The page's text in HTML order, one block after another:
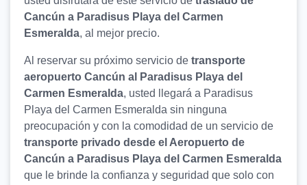
Cancún a Paradisus Playa del Carmen
Esmeralda, al mejor precio.
Al reservar su próximo servicio de transporte
aeropuerto Cancún al Paradisus Playa del
Carmen Esmeralda, usted llegará a Paradisus
Playa del Carmen Esmeralda sin ninguna
preocupación y con la comodidad de un servicio de
transporte privado desde el Aeropuerto de
Cancún a Paradisus Playa del Carmen Esmeralda
que le brinde la confianza y seguridad que solo con